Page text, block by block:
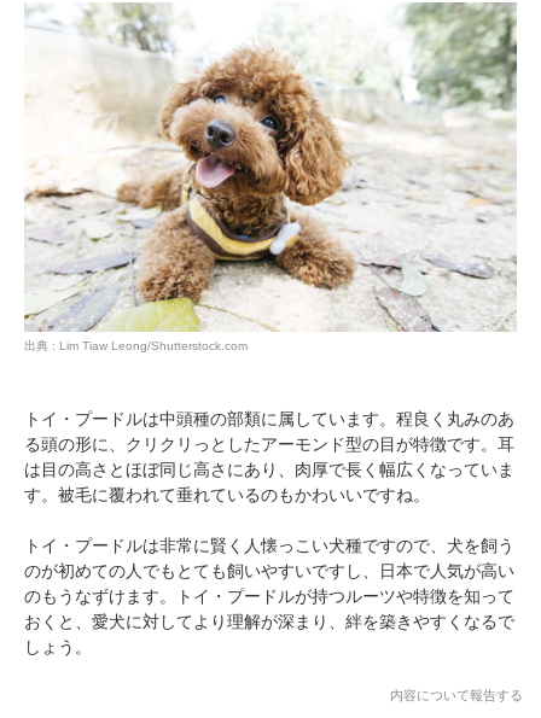
出典 : Lim Tiaw Leong/Shutterstock.com
トイ・プードルは中頭種の部類に属しています。程良く丸みのあ
る頭の形に、クリクリっとしたアーモンド型の目が特徴です。耳
は目の高さとほぼ同じ高さにあり、肉厚で長く幅広くなっていま
す。被毛に覆われて垂れているのもかわいいですね。
トイ・プードルは非常に賢く人懐っこい犬種ですので、犬を飼う
のが初めての人でもとても飼いやすいですし、日本で人気が高い
のもうなずけます。トイ・プードルが持つルーツや特徴を知って
おくと、愛犬に対してより理解が深まり、絆を築きやすくなるで
しょう。
内容について報告する